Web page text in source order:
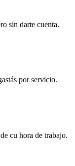
sin darte cuenta.
por servicio.
cu hora de trabajo.